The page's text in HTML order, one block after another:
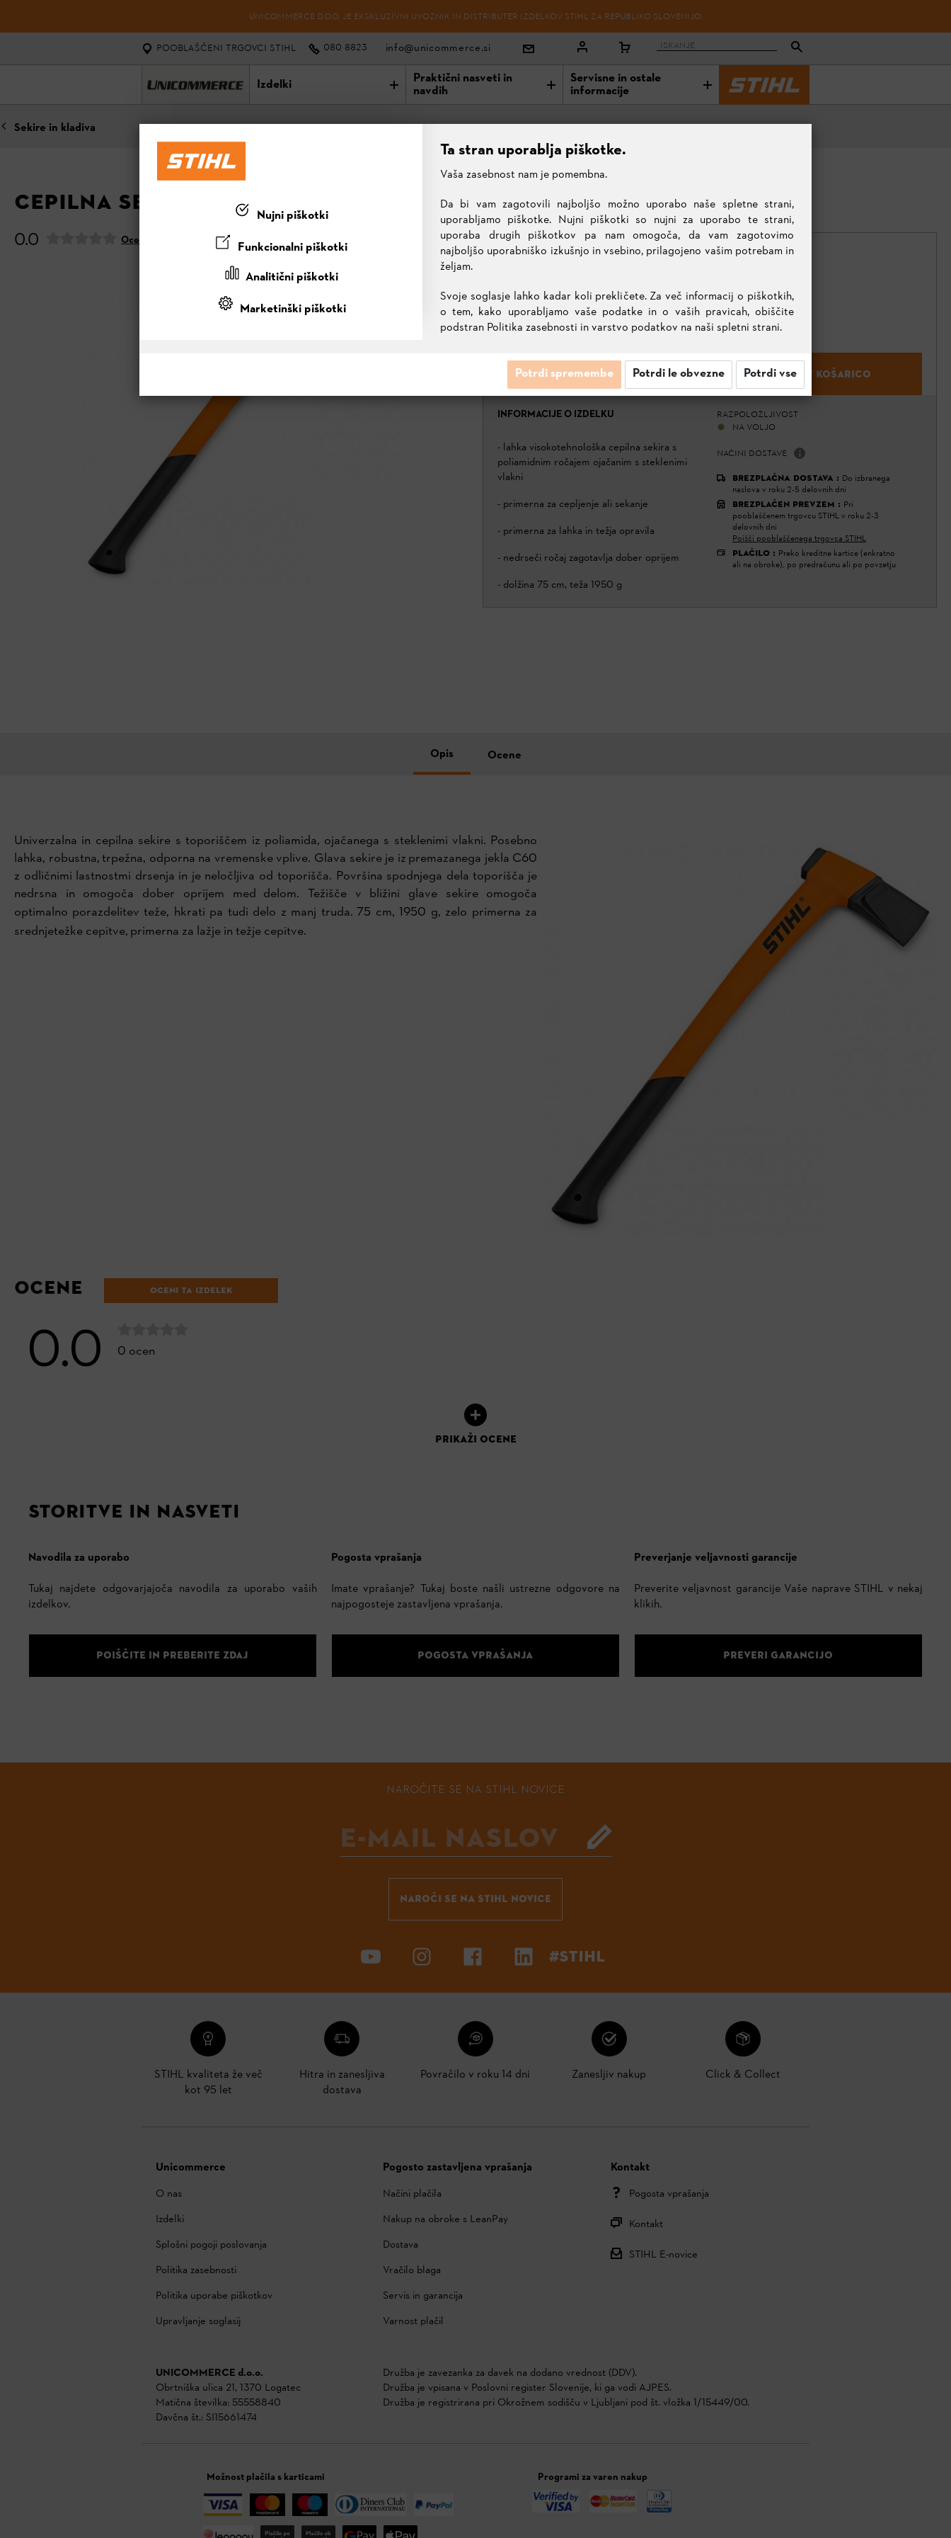
UNICOMMERCE D.O.O. JE EKSKLUZIVNI UVOZNIK IN DISTRIBUTER IZDELKOV STIHL ZA REPUBLIKO SLOVENIJO.
POOBLAŠČENI TRGOVCI STIHL 080 8823 info@unicommerce.si
Izdelki Praktični nasveti in
navdih
Servisne in ostale
informacije
Sekire in kladiva
CEPILNA SEKIRA AX 20 PC
0.0 Oceni ta izdelek
Cepilna sekira AX
20 PC
101,50 €
✔ Brezplačna dostava!
IZBRANI IZDELEK
0000 881 6602
KOLIČINA
DODAJ V KOŠARICO
INFORMACIJE O IZDELKU
- lahka visokotehnološka cepilna sekira s
poliamidnim ročajem ojačanim s steklenimi
vlakni
- primerna za cepljenje ali sekanje
- primerna za lahka in težja opravila
- nedrseči ročaj zagotavlja dober oprijem
- dolžina 75 cm, teža 1950 g
RAZPOLOŽLJIVOST
NA VOLJO
NAČINI DOSTAVE
BREZPLAČNA DOSTAVA : Do izbranega
naslova v roku 2-5 delovnih dni
BREZPLAČEN PREVZEM : Pri
pooblaščenem trgovcu STIHL v roku 2-3
delovnih dni
Poišči pooblaščenega trgovca STIHL
PLAČILO : Preko kreditne kartice (enkratno
ali na obroke), po predračunu ali po povzetju
Opis Ocene
Univerzalna in cepilna sekire s toporiščem iz poliamida, ojačanega s steklenimi vlakni. Posebno
lahka, robustna, trpežna, odporna na vremenske vplive. Glava sekire je iz premazanega jekla C60
z odličnimi lastnostmi drsenja in je neločljiva od toporišča. Površina spodnjega dela toporišča je
nedrsna in omogoča dober oprijem med delom. Težišče v bližini glave sekire omogoča
optimalno porazdelitev teže, hkrati pa tudi delo z manj truda. 75 cm, 1950 g, zelo primerna za
srednjetežke cepitve, primerna za lažje in težje cepitve.
OCENE OCENI TA IZDELEK
0.0 0 ocen
PRIKAŽI OCENE
STORITVE IN NASVETI
Navodila za uporabo
Tukaj najdete odgovarjajoča navodila za uporabo vaših
izdelkov.
POIŠČITE IN PREBERITE ZDAJ
Pogosta vprašanja
Imate vprašanje? Tukaj boste našli ustrezne odgovore na
najpogosteje zastavljena vprašanja.
POGOSTA VPRAŠANJA
Preverjanje veljavnosti garancije
Preverite veljavnost garancije Vaše naprave STIHL v nekaj
klikih.
PREVERI GARANCIJO
NAROČITE SE NA STIHL NOVICE
NAROČI SE NA STIHL NOVICE
#STIHL
STIHL kvaliteta že več
kot 95 let
Hitra in zanesljiva
dostava
Povračilo v roku 14 dni Zanesljiv nakup Click & Collect
Unicommerce
O nas
Izdelki
Splošni pogoji poslovanja
Politika zasebnosti
Politika uporabe piškotkov
Upravljanje soglasij
Pogosto zastavljena vprašanja
Načini plačila
Nakup na obroke s LeanPay
Dostava
Vračilo blaga
Servis in garancija
Varnost plačil
Kontakt
Pogosta vprašanja
Kontakt
STIHL E-novice
UNICOMMERCE d.o.o.
Obrtniška ulica 21, 1370 Logatec
Matična številka: 55558840
Davčna št.: SI15661474
Družba je zavezanka za davek na dodano vrednost (DDV).
Družba je vpisana v Poslovni register Slovenije, ki ga vodi AJPES.
Družba je registrirana pri Okrožnem sodišču v Ljubljani pod št. vložka 1/15449/00.
Možnost plačila s karticami Programi za varen nakup
Nujni piškotki
Funkcionalni piškotki
Analitični piškotki
Marketinški piškotki
Ta stran uporablja piškotke.
Vaša zasebnost nam je pomembna.
Da bi vam zagotovili najboljšo možno uporabo naše spletne strani,
uporabljamo piškotke. Nujni piškotki so nujni za uporabo te strani,
uporaba drugih piškotkov pa nam omogoča, da vam zagotovimo
najboljšo uporabniško izkušnjo in vsebino, prilagojeno vašim potrebam in
željam.
Svoje soglasje lahko kadar koli prekličete. Za več informacij o piškotkih,
o tem, kako uporabljamo vaše podatke in o vaših pravicah, obiščite
podstran Politika zasebnosti in varstvo podatkov na naši spletni strani.
Potrdi spremembe Potrdi le obvezne Potrdi vse